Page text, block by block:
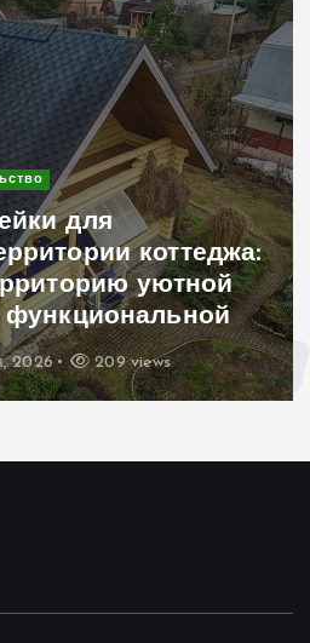
для
коттеджа:
уютной
2026 209 views